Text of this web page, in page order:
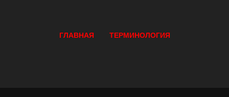
ГЛАВНАЯ ТЕРМИНОЛОГИЯ